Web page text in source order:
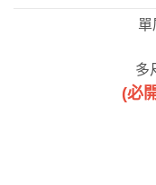
多
(必